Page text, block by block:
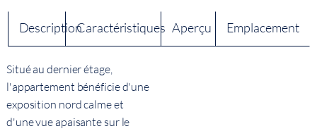
DescriptionCaractéristiques Aperçu Emplacement
Situé au dernier étage,
l'appartement bénéficie d'une
exposition nord calme et
d'une vue apaisante sur le